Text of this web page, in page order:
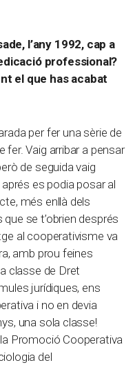
l’any 1992, cap a
professional?
el que has acabat
per fer una sèrie de
fer. Vaig arribar a pensar
de seguida vaig
es podia posar al
més enllà dels
se t’obrien després
al cooperativisme va
amb prou feines
classe de Dret
jurídiques, ens
i no en devia
una sola classe!
Promoció Cooperativa
del